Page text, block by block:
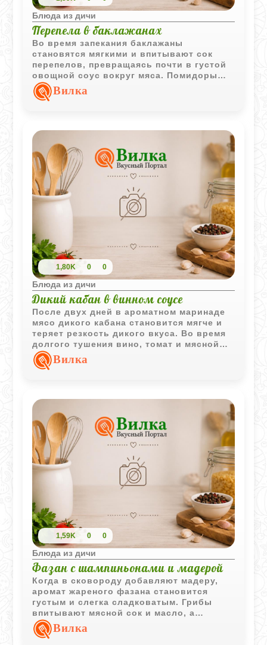
Блюда из дичи
Перепела в баклажанах
Во время запекания баклажаны
становятся мягкими и впитывают сок
перепелов, превращаясь почти в густой
овощной соус вокруг мяса. Помидоры
сверху слегка подсыхают и добавляют
блюду лёгкую кислинку и аромат
Вилка
1,80K 0 0
Блюда из дичи
Дикий кабан в винном соусе
После двух дней в ароматном маринаде
мясо дикого кабана становится мягче и
теряет резкость дикого вкуса. Во время
долгого тушения вино, томат и мясной
сок превращаются в густой насыщенный
соус, который особенно хорошо
Вилка
1,59K 0 0
Блюда из дичи
Фазан с шампиньонами и мадерой
Когда в сковороду добавляют мадеру,
аромат жареного фазана становится
густым и слегка сладковатым. Грибы
впитывают мясной сок и масло, а
жареный картофель завершает блюдо
так, будто оно пришло из старой
Вилка